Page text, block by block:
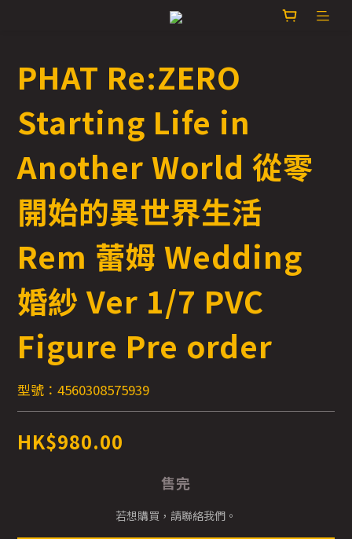
PHAT Re:ZERO
Starting Life in
Another World 從零
開始的異世界生活
Rem 蕾姆 Wedding
婚紗 Ver 1/7 PVC
Figure Pre order
型號：4560308575939
HK$980.00
售完
若想購買，請聯絡我們。